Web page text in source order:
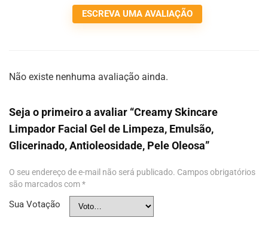
ESCREVA UMA AVALIAÇÃO
Não existe nenhuma avaliação ainda.
Seja o primeiro a avaliar “Creamy Skincare
Limpador Facial Gel de Limpeza, Emulsão,
Glicerinado, Antioleosidade, Pele Oleosa”
O seu endereço de e-mail não será publicado. Campos obrigatórios
são marcados com*
Sua Votação